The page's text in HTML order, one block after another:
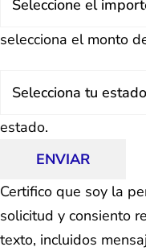
selecciona el monto
estado.
ENVIAR
Certifico que soy la
solicitud y consiento
texto, incluidos